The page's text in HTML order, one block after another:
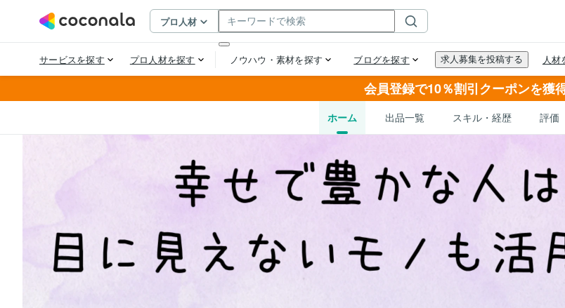
会員登録で10％割引クーポンを獲
ホーム 出品一覧 スキル・経歴 評価